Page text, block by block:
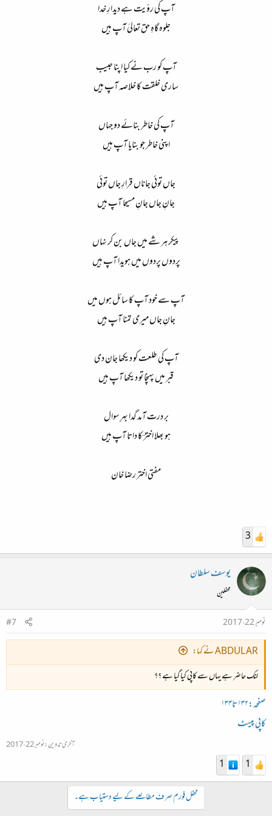
آپ کی رؤیت ہے دیدارِ خدا
جلوہ گاہِ حق تعالیٰ آپ ہیں
آپ کو رب نے کیا اپنا حبیب
ساری خلقت کا خلاصہ آپ ہیں
آپ کی خاطر بنائے دو جہاں
اپنی خاطر جو بنایا آپ ہیں
جاں توئی جاناں قرارِ جاں توئی
جانِ جاں جانِ مسیحا آپ ہیں
پیکر ہر شے میں جاں بن کر نہاں
پردوں پردوں میں ہویدا آپ ہیں
آپ سے خود آپ کا سائل ہوں میں
جانِ جاں میری تمنا آپ ہیں
آپ کی طلعت کو دیکھا جان دی
قبر میں پہنچا تو دیکھا آپ ہیں
بر درت آمد گدا بہرِ سوال
ہو بھلا اخترؔ کا داتا آپ ہیں
مفتی اختر رضا خان
3
یوسف سلطان
محفلین
نومبر 22، 2017
#7
ABDUL AR نے کہا:
لنک حاضر ہے یہاں سے کاپی کیا گیا ہے ؟؟
صفحہ:۱۳۲تا۱۳۴
کاپی پیسٹ
آخری تدوین:نومبر 22، 2017
1
1
محفل فورم صرف مطالعے کے لیے دستیاب ہے۔